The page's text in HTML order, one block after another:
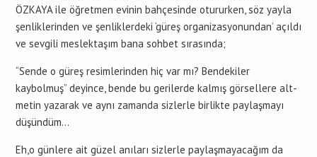
ÖZKAYA ile öğretmen evinin bahçesinde otururken, söz yayla
şenliklerinden ve şenliklerdeki ‘güreş organizasyonundan’ açıldı
ve sevgili meslektaşım bana sohbet sırasında;
“Sende o güreş resimlerinden hiç var mı? Bendekiler
kaybolmuş” deyince, bende bu gerilerde kalmış görsellere alt-
metin yazarak ve aynı zamanda sizlerle birlikte paylaşmayı
düşündüm…
Eh,o günlere ait güzel anıları sizlerle paylaşmayacağım da